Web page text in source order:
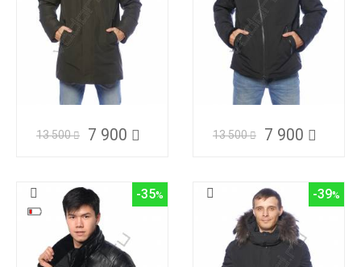
13 500 7 900 13 500 7 900
-35 -39